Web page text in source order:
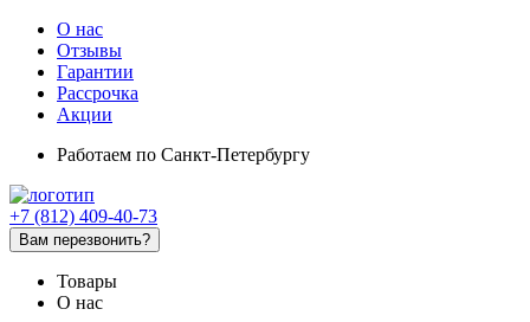
О нас
Отзывы
Гарантии
Рассрочка
Акции
Работаем по Санкт-Петербургу
+7 (812) 409-40-73
Вам перезвонить?
Товары
О нас